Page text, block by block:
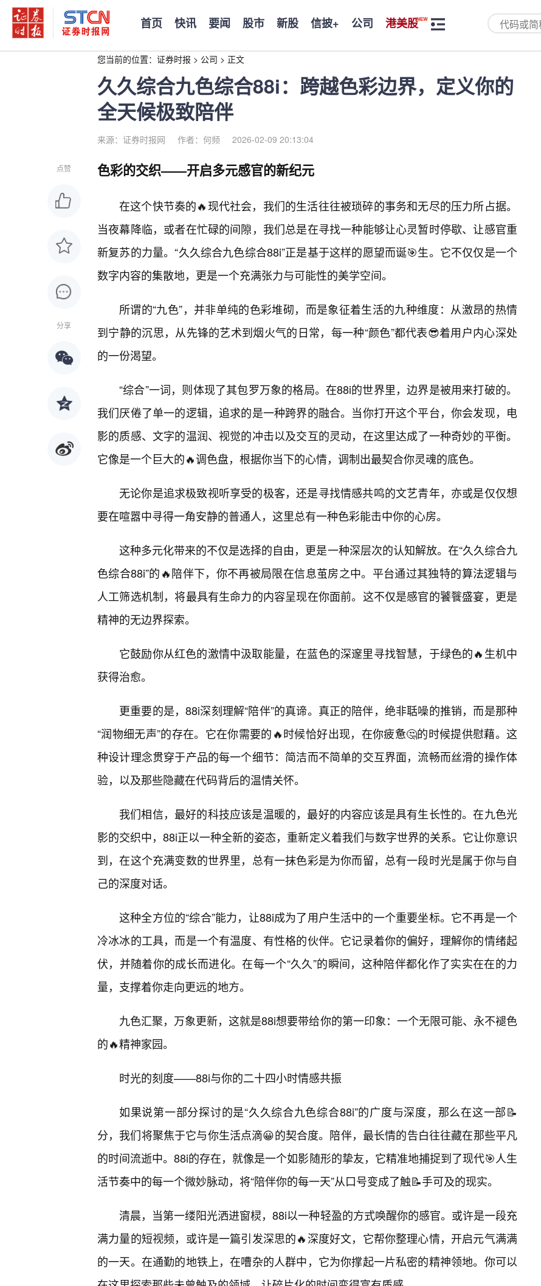
首页 快讯 要闻 股市 新股 信披+ 公司 港美股
您当前的位置： 证券时报 > 公司 > 正文
久久综合九色综合88i：跨越色彩边界，定义你的
全天候极致陪伴
来源：证券时报网 作者：何频 2026-02-09 20:13:04
点赞
分享
色彩的交织——开启多元感官的新纪元
在这个快节奏的🔥现代社会，我们的生活往往被琐碎的事务和无尽的压力所占据。
当夜幕降临，或者在忙碌的间隙，我们总是在寻找一种能够让心灵暂时停歇、让感官重
新复苏的力量。“久久综合九色综合88i”正是基于这样的愿望而诞🎯生。它不仅仅是一个
数字内容的集散地，更是一个充满张力与可能性的美学空间。
所谓的“九色”，并非单纯的色彩堆砌，而是象征着生活的九种维度：从激昂的热情
到宁静的沉思，从先锋的艺术到烟火气的日常，每一种“颜色”都代表😎着用户内心深处
的一份渴望。
“综合”一词，则体现了其包罗万象的格局。在88i的世界里，边界是被用来打破的。
我们厌倦了单一的逻辑，追求的是一种跨界的融合。当你打开这个平台，你会发现，电
影的质感、文字的温润、视觉的冲击以及交互的灵动，在这里达成了一种奇妙的平衡。
它像是一个巨大的🔥调色盘，根据你当下的心情，调制出最契合你灵魂的底色。
无论你是追求极致视听享受的极客，还是寻找情感共鸣的文艺青年，亦或是仅仅想
要在喧嚣中寻得一角安静的普通人，这里总有一种色彩能击中你的心房。
这种多元化带来的不仅是选择的自由，更是一种深层次的认知解放。在“久久综合九
色综合88i”的🔥陪伴下，你不再被局限在信息茧房之中。平台通过其独特的算法逻辑与
人工筛选机制，将最具有生命力的内容呈现在你面前。这不仅是感官的饕餮盛宴，更是
精神的无边界探索。
它鼓励你从红色的激情中汲取能量，在蓝色的深邃里寻找智慧，于绿色的🔥生机中
获得治愈。
更重要的是，88i深刻理解“陪伴”的真谛。真正的陪伴，绝非聒噪的推销，而是那种
“润物细无声”的存在。它在你需要的🔥时候恰好出现，在你疲惫🤔的时候提供慰藉。这
种设计理念贯穿于产品的每一个细节：简洁而不简单的交互界面，流畅而丝滑的操作体
验，以及那些隐藏在代码背后的温情关怀。
我们相信，最好的科技应该是温暖的，最好的内容应该是具有生长性的。在九色光
影的交织中，88i正以一种全新的姿态，重新定义着我们与数字世界的关系。它让你意识
到，在这个充满变数的世界里，总有一抹色彩是为你而留，总有一段时光是属于你与自
己的深度对话。
这种全方位的“综合”能力，让88i成为了用户生活中的一个重要坐标。它不再是一个
冷冰冰的工具，而是一个有温度、有性格的伙伴。它记录着你的偏好，理解你的情绪起
伏，并随着你的成长而进化。在每一个“久久”的瞬间，这种陪伴都化作了实实在在的力
量，支撑着你走向更远的地方。
九色汇聚，万象更新，这就是88i想要带给你的第一印象：一个无限可能、永不褪色
的🔥精神家园。
时光的刻度——88i与你的二十四小时情感共振
如果说第一部分探讨的是“久久综合九色综合88i”的广度与深度，那么在这一部📝
分，我们将聚焦于它与你生活点滴😀的契合度。陪伴，最长情的告白往往藏在那些平凡
的时间流逝中。88i的存在，就像是一个如影随形的挚友，它精准地捕捉到了现代🎯人生
活节奏中的每一个微妙脉动，将“陪伴你的每一天”从口号变成了触📝手可及的现实。
清晨，当第一缕阳光洒进窗棂，88i以一种轻盈的方式唤醒你的感官。或许是一段充
满力量的短视频，或许是一篇引发深思的🔥深度好文，它帮你整理心情，开启元气满满
的一天。在通勤的地铁上，在嘈杂的人群中，它为你撑起一片私密的精神领地。你可以